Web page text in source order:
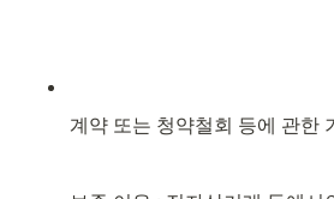
계약 또는 청약철회 등에 관한